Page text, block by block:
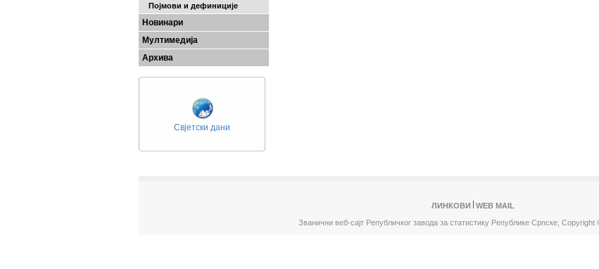
Појмови и дефиниције
Новинари
Мултимедија
Архива
Свјетски дани
ЛИНКОВИ
WEB MAIL
Званични веб-сајт Републичког завода за статистику Републике Српске, Copyright